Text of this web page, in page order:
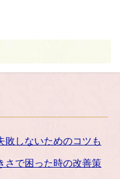
敗しないためのコツも
さで困った時の改善策